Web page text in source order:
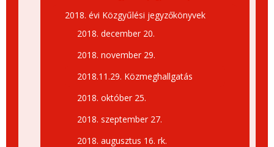
2018. évi Közgyűlési jegyzőkönyvek
2018. december 20.
2018. november 29.
2018.11.29. Közmeghallgatás
2018. október 25.
2018. szeptember 27.
2018. augusztus 16. rk.